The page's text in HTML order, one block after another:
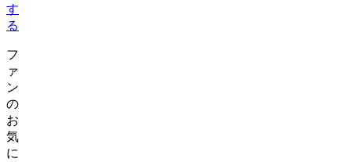
す
る
フ
ァ
ン
の
お
気
に